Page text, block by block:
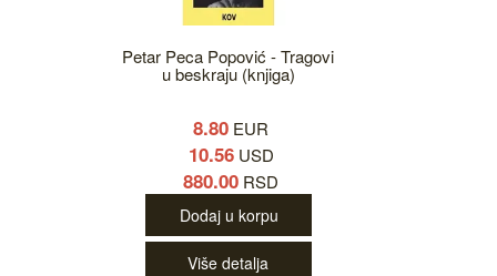
Petar Peca Popović - Tragovi
u beskraju (knjiga)
8.80 EUR
10.56USD
880.00 RSD
Dodaj u korpu
Više detalja